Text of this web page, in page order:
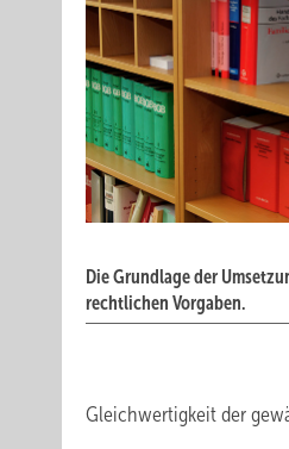
Die Grundlage der
rechtlichen Vorgaben.
Gleichwertigkeit der